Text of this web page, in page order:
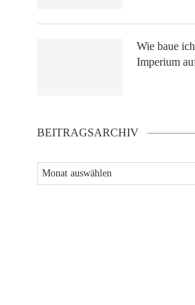
Wie baue
Imperium
BEITRAGSARCHIV